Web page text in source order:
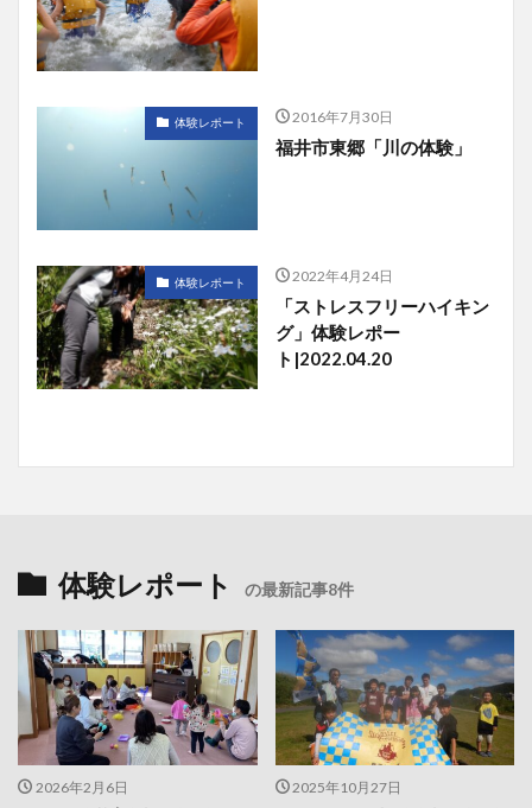
体験レポート 2016年7月30日
福井市東郷「川の体験」
体験レポート 2022年4月24日
「ストレスフリーハイキン
グ」体験レポー
ト|2022.04.20
体験レポート の最新記事8件
2026年2月6日 2025年10月27日